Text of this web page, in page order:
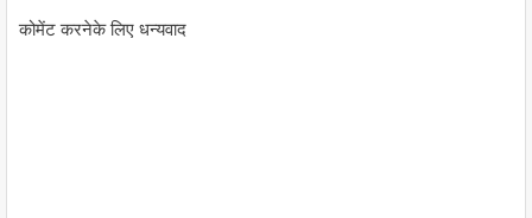
कोमेंट करनेके लिए धन्यवाद